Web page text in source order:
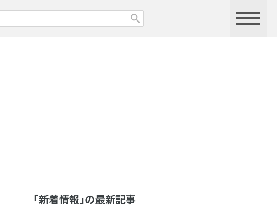
「新着情報」の最新記事